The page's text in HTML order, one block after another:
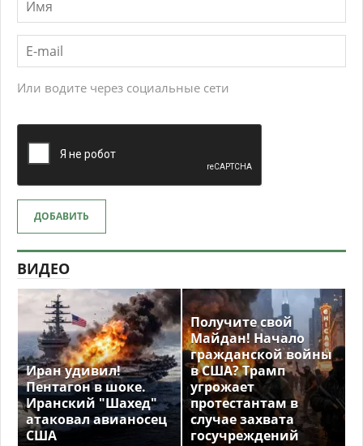
Или водите через социальные сети
ДОБАВИТЬ
ВИДЕО
Иран удивил!
Пентагон в шоке.
Иранский "Шахед"
атаковал авианосец
США
Получите свой
Майдан! Начало
гражданской войны
в США? Трамп
угрожает
протестантам в
случае захвата
госучреждений